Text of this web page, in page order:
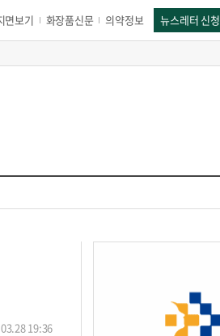
면보기 화장품신문 의약정보 뉴스레터 신청
19:36